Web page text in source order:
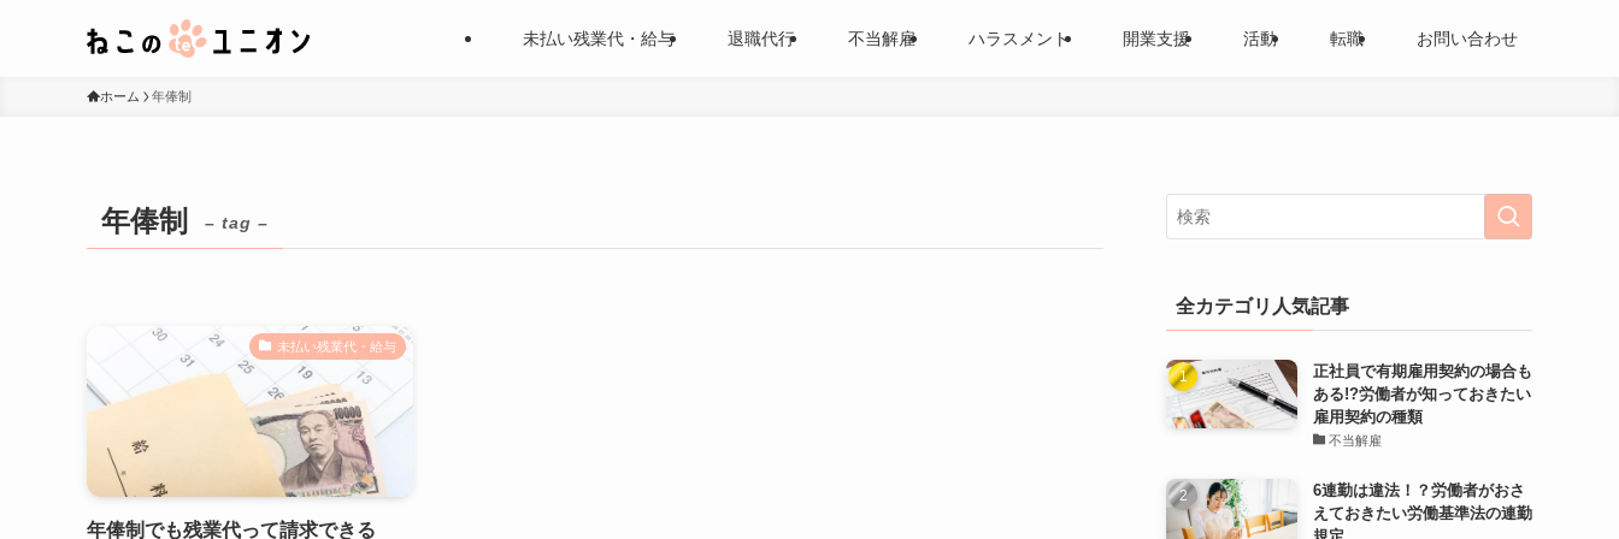
未払い残業代・給与 退職代行 不当解雇 ハラスメント 開業支援 活動 転職 お問い合わせ
ホーム 年俸制
年俸制 – tag –
未払い残業代・給与
年俸制でも残業代って請求できる
全カテゴリ人気記事
正社員で有期雇用契約の場合も
ある!?労働者が知っておきたい
雇用契約の種類
不当解雇
6連勤は違法！？労働者がおさ
えておきたい労働基準法の連勤